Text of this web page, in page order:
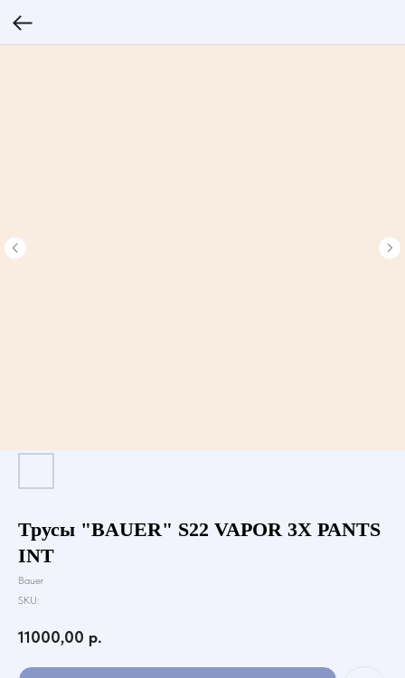
Трусы "BAUER" S22 VAPOR 3X PANTS
INT
Bauer
SKU:
11000,00 р.